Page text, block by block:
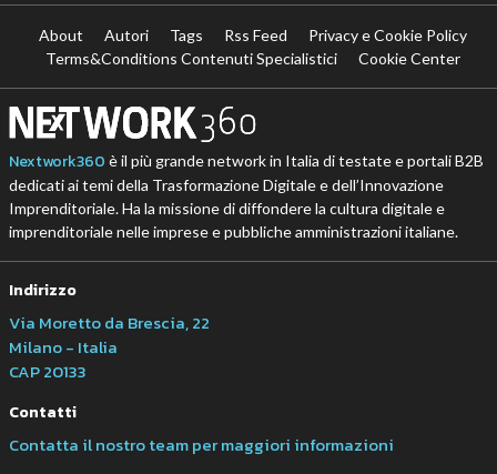
About Autori Tags Rss Feed
Privacy e Cookie Policy
Terms&Conditions Contenuti Specialistici
Cookie Center
Nextwork360 è il più grande network in Italia di testate e portali B2B
dedicati ai temi della Trasformazione Digitale e dell’Innovazione
Imprenditoriale. Ha la missione di diffondere la cultura digitale e
imprenditoriale nelle imprese e pubbliche amministrazioni italiane.
Indirizzo
Via Moretto da Brescia, 22
Milano - Italia
CAP 20133
Contatti
Contatta il nostro team per maggiori informazioni